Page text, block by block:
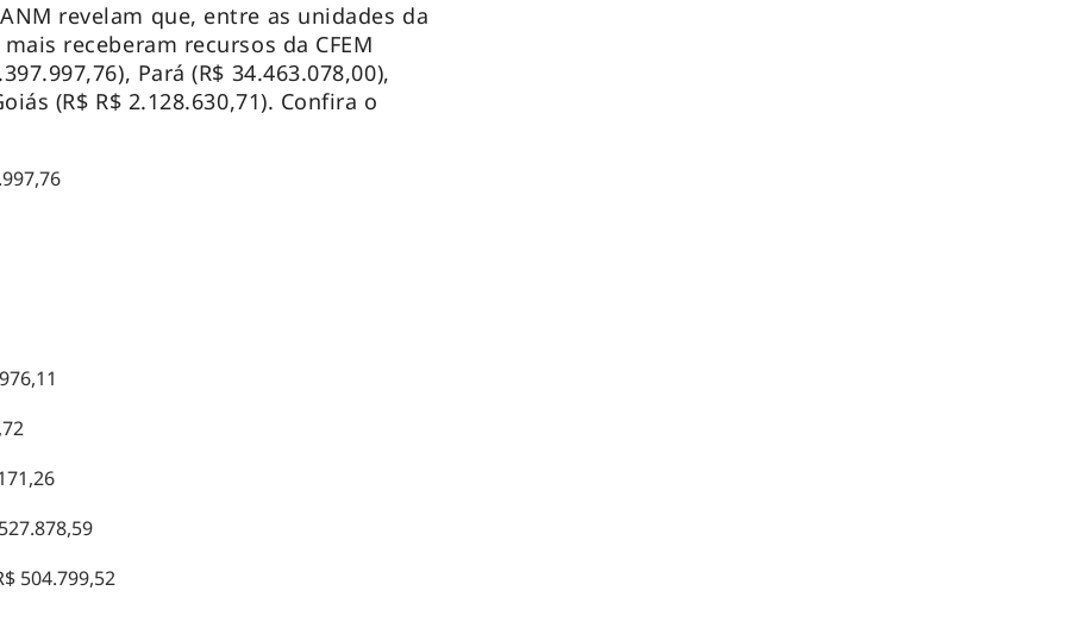
revelam que, entre as unidades da
receberam recursos da CFEM
Pará (R$ 34.463.078,00),
(R$ R$ 2.128.630,71). Confira o
504.799,52